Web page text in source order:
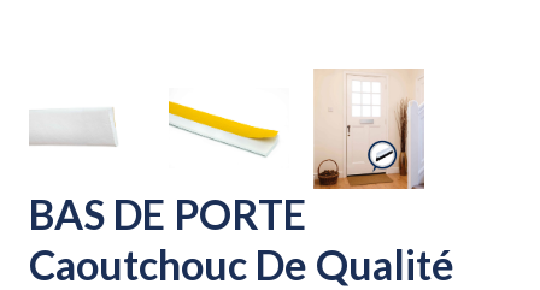
BAS DE PORTE
Caoutchouc De Qualité